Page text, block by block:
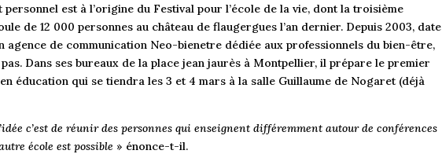
personnel est à l’origine du Festival pour l’école de la vie, dont la troisième
de 12 000 personnes au château de flaugergues l’an dernier. Depuis 2003, date
agence de communication Neo-bienetre dédiée aux professionnels du bien-être,
Dans ses bureaux de la place jean jaurès à Montpellier, il prépare le premier
éducation qui se tiendra les 3 et 4 mars à la salle Guillaume de Nogaret (déjà
c’est de réunir des personnes qui enseignent différemment autour de conférences
école est possible » énonce-t-il.